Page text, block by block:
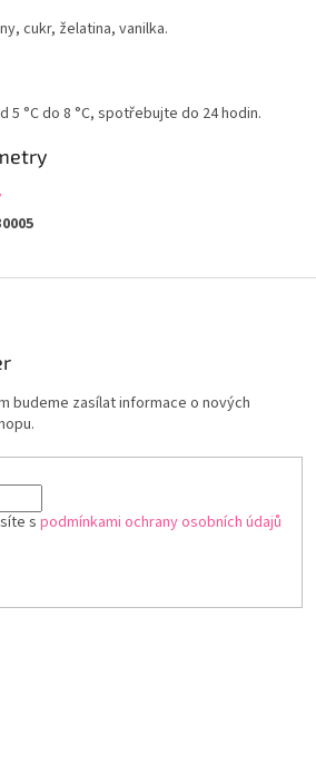
cukr, želatina, vanilka.
°C do 8 °C, spotřebujte do 24 hodin.
budeme zasílat informace o nových
s podmínkami ochrany osobních údajů